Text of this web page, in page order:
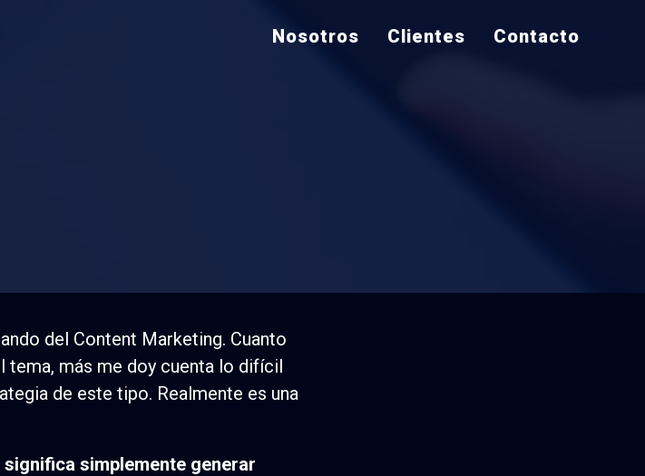
Nosotros Clientes Contacto
del Content Marketing. Cuanto
tema, más me doy cuenta lo difícil
de este tipo. Realmente es una
simplemente generar